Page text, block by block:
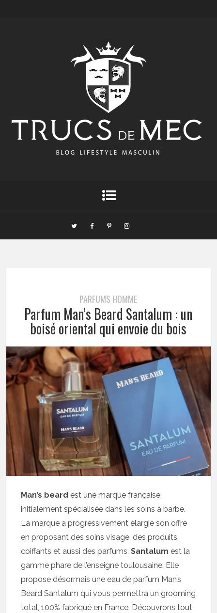
PARFUMS HOMME
Parfum Man’s Beard Santalum : un
boisé oriental qui envoie du bois
Man’s beard est une marque française
initialement spécialisée dans les soins à barbe.
La marque a progressivement élargie son offre
en proposant des soins visage, des produits
coiffants et aussi des parfums.Santalum est la
gamme phare de l’enseigne toulousaine. Elle
propose désormais une eau de parfum Man’s
Beard Santalum qui vous permettra un grooming
total, 100% fabriqué en France. Découvrons tout